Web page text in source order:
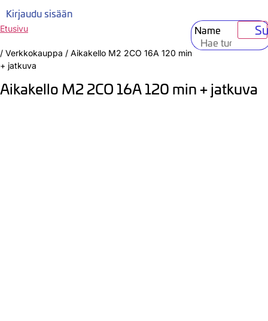
Kirjaudu sisään
Name
Etusivu
/ Verkkokauppa / Aikakello M2 2CO 16A 120 min
+ jatkuva
Aikakello M2 2CO 16A 120 min + jatkuva